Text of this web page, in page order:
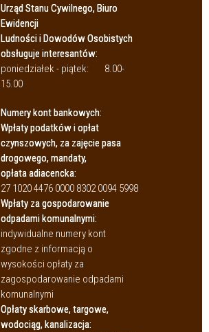
Urząd Stanu Cywilnego, Biuro
Ewidencji
Ludności i Dowodów Osobistych
obsługuje interesantów:
poniedziałek - piątek:
8.00-
15.00
Numery kont bankowych:
Wpłaty podatków i opłat
czynszowych, za zajęcie pasa
drogowego, mandaty,
opłata adiacencka:
27 1020 4476 0000 8302 0094 5998
Wpłaty za gospodarowanie
odpadami komunalnymi:
indywidualne numery kont
zgodne z informacją o
wysokości opłaty za
zagospodarowanie odpadami
komunalnymi
Opłaty skarbowe, targowe,
wodociąg, kanalizacja: